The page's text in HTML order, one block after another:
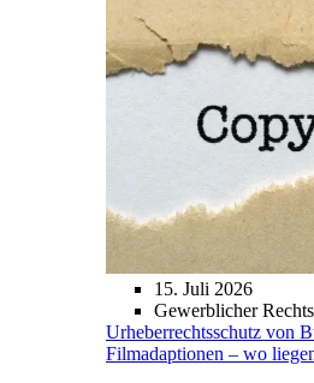
15. Juli 2026
Gewerblicher
Urheberrechtsschutz von
Filmadaptionen – wo